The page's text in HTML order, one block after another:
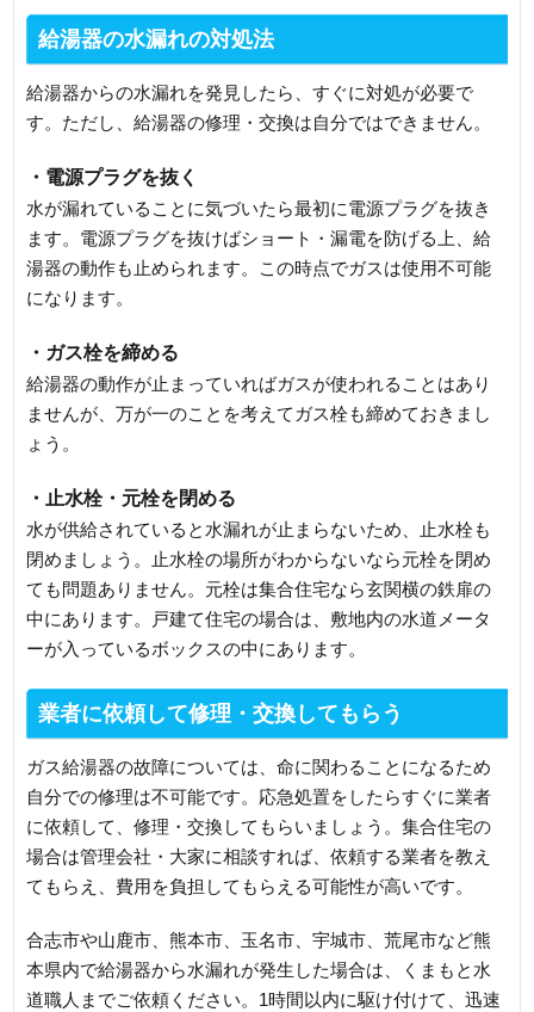
給湯器の水漏れの対処法
給湯器からの水漏れを発見したら、すぐに対処が必要で
す。ただし、給湯器の修理・交換は自分ではできません。
・電源プラグを抜く
水が漏れていることに気づいたら最初に電源プラグを抜き
ます。電源プラグを抜けばショート・漏電を防げる上、給
湯器の動作も止められます。この時点でガスは使用不可能
になります。
・ガス栓を締める
給湯器の動作が止まっていればガスが使われることはあり
ませんが、万が一のことを考えてガス栓も締めておきまし
ょう。
・止水栓・元栓を閉める
水が供給されていると水漏れが止まらないため、止水栓も
閉めましょう。止水栓の場所がわからないなら元栓を閉め
ても問題ありません。元栓は集合住宅なら玄関横の鉄扉の
中にあります。戸建て住宅の場合は、敷地内の水道メータ
ーが入っているボックスの中にあります。
業者に依頼して修理・交換してもらう
ガス給湯器の故障については、命に関わることになるため
自分での修理は不可能です。応急処置をしたらすぐに業者
に依頼して、修理・交換してもらいましょう。集合住宅の
場合は管理会社・大家に相談すれば、依頼する業者を教え
てもらえ、費用を負担してもらえる可能性が高いです。
合志市や山鹿市、熊本市、玉名市、宇城市、荒尾市など熊
本県内で給湯器から水漏れが発生した場合は、くまもと水
道職人までご依頼ください。1時間以内に駆け付けて、迅速